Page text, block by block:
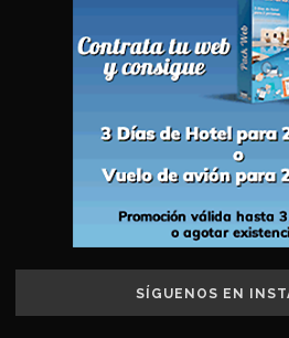
SÍGUENOS EN